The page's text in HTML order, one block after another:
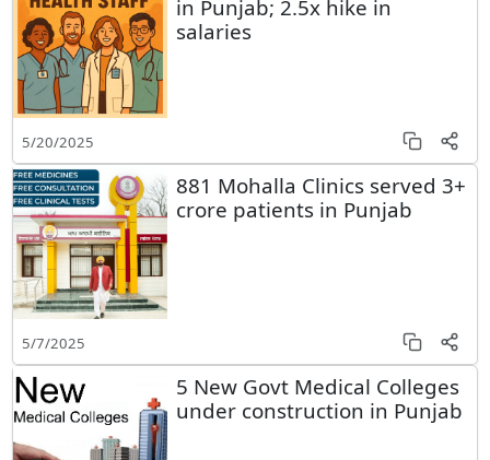
in Punjab; 2.5x hike in
salaries
5/20/2025
881 Mohalla Clinics served 3+
crore patients in Punjab
5/7/2025
5 New Govt Medical Colleges
under construction in Punjab